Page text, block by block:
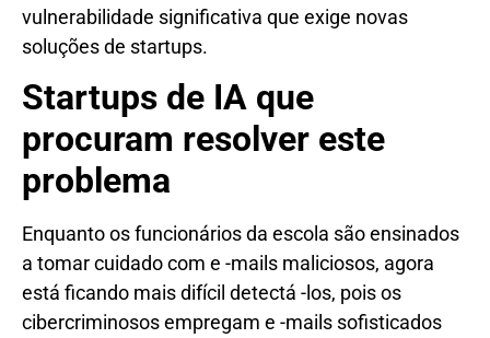
vulnerabilidade significativa que exige novas
soluções de startups.
Startups de IA que
procuram resolver este
problema
Enquanto os funcionários da escola são ensinados
a tomar cuidado com e -mails maliciosos, agora
está ficando mais difícil detectá -los, pois os
cibercriminosos empregam e -mails sofisticados